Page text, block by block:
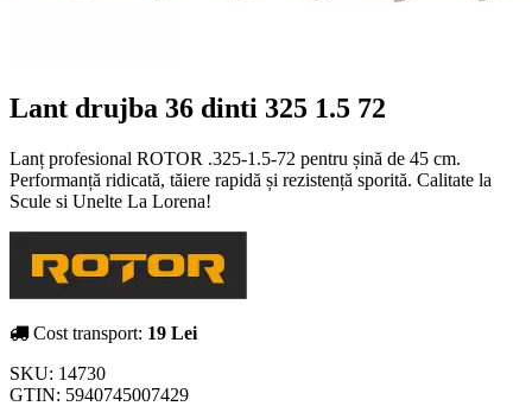
Lant drujba 36 dinti 325 1.5 72
Lanț profesional ROTOR .325-1.5-72 pentru șină de 45 cm.
Performanță ridicată, tăiere rapidă și rezistență sporită. Calitate la
Scule si Unelte La Lorena!
Cost transport: 19 Lei
SKU: 14730
GTIN: 5940745007429